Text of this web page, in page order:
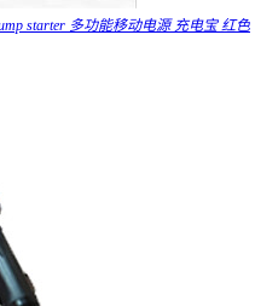
starter 多功能移动电源 充电宝 红色